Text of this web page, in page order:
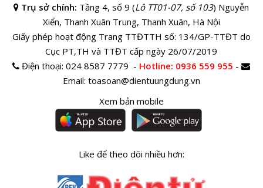
Trụ sở chính: Tầng 4, số 9 (Lô TT01-07, số 103) Nguyễn
Xiển, Thanh Xuân Trung, Thanh Xuân, Hà Nội
Giấy phép hoạt động Trang TTĐTTH số: 134/GP-TTĐT do
Cục PT,TH và TTĐT cấp ngày 26/07/2019
Điện thoại:024 8587 7779 - Hotline: 0936 559 955 -
Email: toasoan@dientuungdung.vn
Xem bản mobile
Like để theo dõi nhiều hơn: